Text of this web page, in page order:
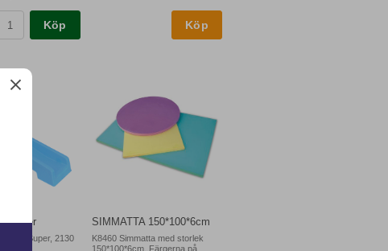
Köp
Super
Super, 2130
SIMMATTA 150*100*6cm
K8460 Simmatta med storlek
150*100*6cm. Färgerna på